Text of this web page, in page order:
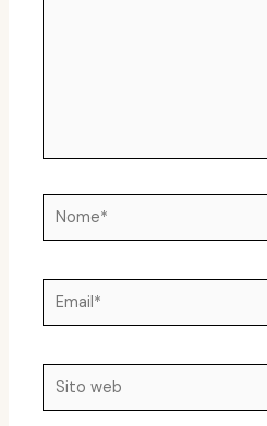
Nome*
Email*
Sito
web